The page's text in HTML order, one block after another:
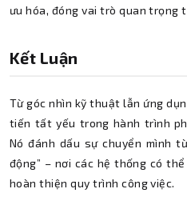
ưu hóa, đóng vai trò quan trọng
Kết Luận
Từ góc nhìn kỹ thuật lẫn ứng
tiến tất yếu trong hành trình
Nó đánh dấu sự chuyển mình
động” – nơi các hệ thống có
hoàn thiện quy trình công việc.